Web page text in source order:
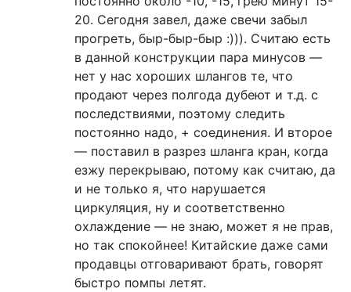
20. Сегодня завел, даже свечи забыл
прогреть, быр-быр-быр :))). Считаю есть
в данной конструкции пара минусов —
нет у нас хороших шлангов те, что
продают через полгода дубеют и т.д. с
последствиями, поэтому следить
постоянно надо, + соединения. И второе
— поставил в разрез шланга кран, когда
езжу перекрываю, потому как считаю, да
и не только я, что нарушается
циркуляция, ну и соответственно
охлаждение — не знаю, может я не прав,
но так спокойнее! Китайские даже сами
продавцы отговаривают брать, говорят
быстро помпы летят.